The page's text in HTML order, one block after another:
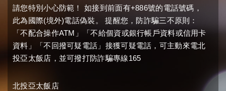
請您特別小心防範！ 如接到前面有+886號的電話號碼，
此為國際(境外)電話偽裝。 提醒您，防詐騙三不原則：
「不配合操作ATM」「不給個資或銀行帳戶資料或信用卡
資料」「不回撥可疑電話」接獲可疑電話，可主動來電北
投亞太飯店，並可撥打防詐騙專線165
北投亞太飯店